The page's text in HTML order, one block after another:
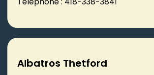
Albatros Thetford